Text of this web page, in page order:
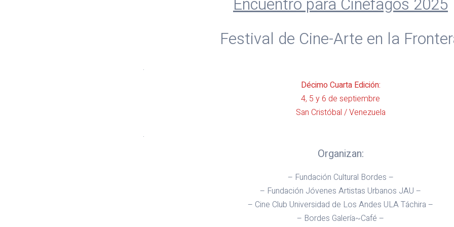
Encuentro para Cinéfagos 2025
Festival de Cine-Arte en la
.
Décimo Cuarta Edición:
4, 5 y 6 de septiembre
San Cristóbal / Venezuela
.
Organizan:
– Fundación Cultural Bordes –
– Fundación Jóvenes Artistas Urbanos JAU –
– Cine Club Universidad de Los Andes ULA Táchira –
– Bordes Galería~Café –